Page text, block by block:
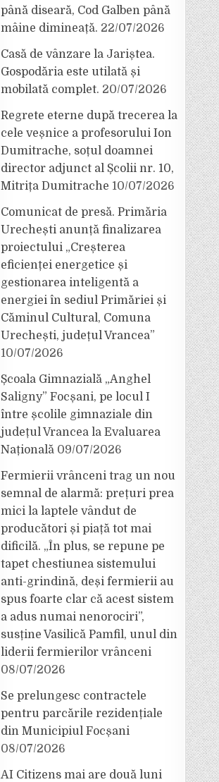
până diseară, Cod Galben până
mâine dimineață. 22/07/2026
Casă de vânzare la Jariștea.
Gospodăria este utilată și
mobilată complet. 20/07/2026
Regrete eterne după trecerea la
cele veșnice a profesorului Ion
Dumitrache, soțul doamnei
director adjunct al Școlii nr. 10,
Mitrița Dumitrache 10/07/2026
Comunicat de presă. Primăria
Urechești anunță finalizarea
proiectului „Creșterea
eficienței energetice și
gestionarea inteligentă a
energiei în sediul Primăriei și
Căminul Cultural, Comuna
Urechești, județul Vrancea”
10/07/2026
Școala Gimnazială „Anghel
Saligny” Focșani, pe locul I
între școlile gimnaziale din
județul Vrancea la Evaluarea
Națională 09/07/2026
Fermierii vrânceni trag un nou
semnal de alarmă: prețuri prea
mici la laptele vândut de
producători și piață tot mai
dificilă. „În plus, se repune pe
tapet chestiunea sistemului
anti-grindină, deși fermierii au
spus foarte clar că acest sistem
a adus numai nenorociri”,
susține Vasilică Pamfil, unul din
liderii fermierilor vrânceni
08/07/2026
Se prelungesc contractele
pentru parcările rezidențiale
din Municipiul Focșani
08/07/2026
AI Citizens mai are două luni